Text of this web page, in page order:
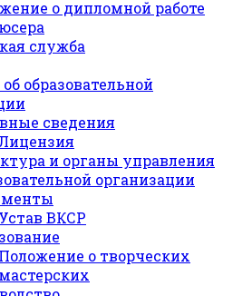
о дипломной работе
служба
образовательной
сведения
Лицензия
и органы управления
организации
Устав ВКСР
Положение о творческих
мастерских